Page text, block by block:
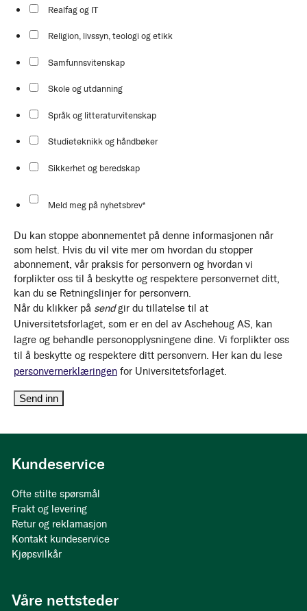
Realfag og IT
Religion, livssyn, teologi og etikk
Samfunnsvitenskap
Skole og utdanning
Språk og litteraturvitenskap
Studieteknikk og håndbøker
Sikkerhet og beredskap
Meld meg på nyhetsbrev*
Du kan stoppe abonnementet på denne informasjonen når
som helst. Hvis du vil vite mer om hvordan du stopper
abonnement, vår praksis for personvern og hvordan vi
forplikter oss til å beskytte og respektere personvernet ditt,
kan du se Retningslinjer for personvern.
Når du klikker på sendgir du tillatelse til at
Universitetsforlaget, som er en del av Aschehoug AS, kan
lagre og behandle personopplysningene dine. Vi forplikter oss
til å beskytte og respektere ditt personvern. Her kan du lese
personvernerklæringen for Universitetsforlaget.
Kundeservice
Ofte stilte spørsmål
Frakt og levering
Retur og reklamasjon
Kontakt kundeservice
Kjøpsvilkår
Våre nettsteder